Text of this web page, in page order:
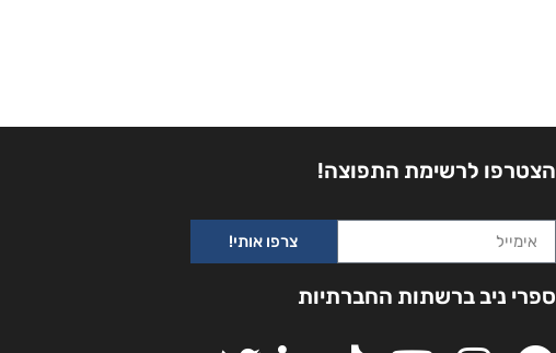
הצטרפו לרשימת התפוצה!
צרפו אותי!
ספרי ניב ברשתות החברתיות